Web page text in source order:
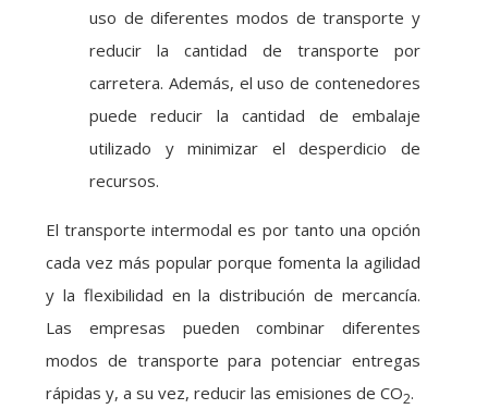
uso de diferentes modos de transporte y
reducir la cantidad de transporte por
carretera. Además, el uso de contenedores
puede reducir la cantidad de embalaje
utilizado y minimizar el desperdicio de
recursos.
El transporte intermodal es por tanto una opción
cada vez más popular porque fomenta la agilidad
y la flexibilidad en la distribución de mercancía.
Las empresas pueden combinar diferentes
modos de transporte para potenciar entregas
rápidas y, a su vez, reducir las emisiones de CO2.